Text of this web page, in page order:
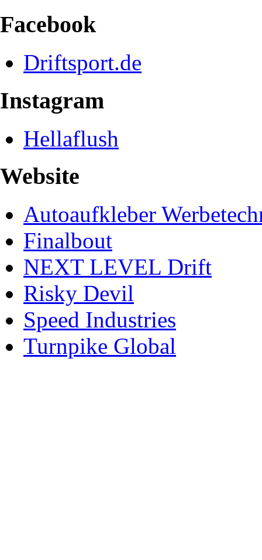
Facebook
Driftsport.de
Instagram
Hellaflush
Website
Autoaufkleber
Finalbout
NEXT LEVEL Drift
Risky Devil
Speed Industries
Turnpike Global